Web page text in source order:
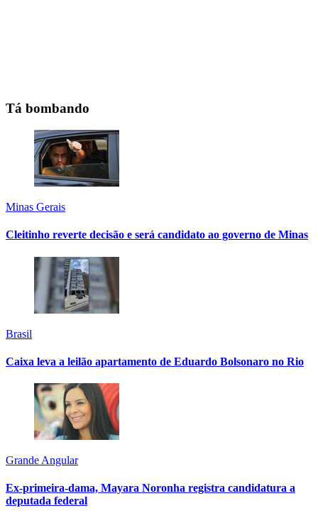
Tá bombando
Minas Gerais
Cleitinho reverte decisão e será candidato ao governo de Minas
Brasil
Caixa leva a leilão apartamento de Eduardo Bolsonaro no Rio
Grande Angular
Ex-primeira-dama, Mayara Noronha registra candidatura a
deputada federal